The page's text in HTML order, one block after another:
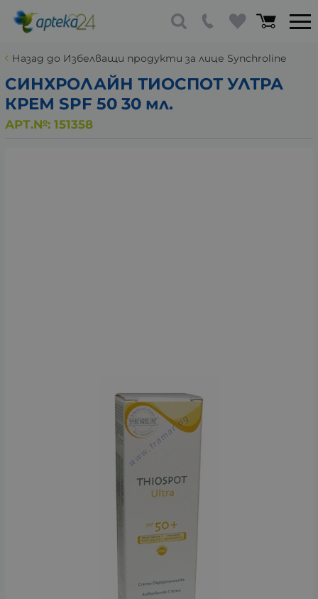
Назад до Избелващи продукти за лице Synchroline
СИНХРОЛАЙН ТИОСПОТ УЛТРА
КРЕМ SPF 50 30 мл.
АРТ.№: 151358